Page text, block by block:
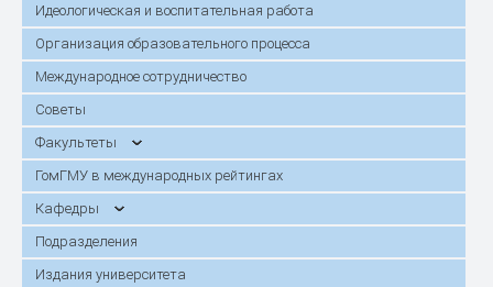
Идеологическая и воспитательная работа
Организация образовательного процесса
Международное сотрудничество
Советы
Факультеты
ГомГМУ в международных рейтингах
Кафедры
Подразделения
Издания университета